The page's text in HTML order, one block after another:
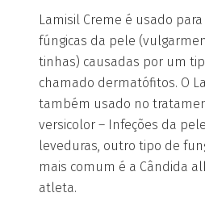
Lamisil Creme é usado
fúngicas da pele
tinhas) causadas por um
chamado dermatófitos. O
também usado no
versicolor – Infeções da
leveduras, outro tipo de
mais comum é a Cândida
atleta.